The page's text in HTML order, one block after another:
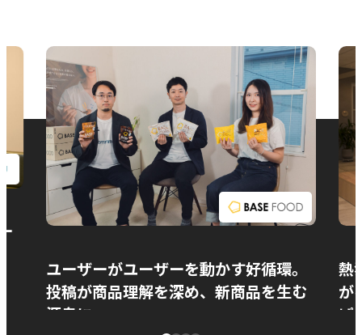
ユーザーがユーザーを動かす好循環。
投稿が商品理解を深め、新商品を生む
源泉に
熱
が
ぱ